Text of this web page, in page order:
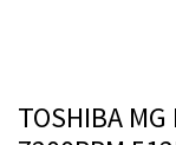
TOSHIBA